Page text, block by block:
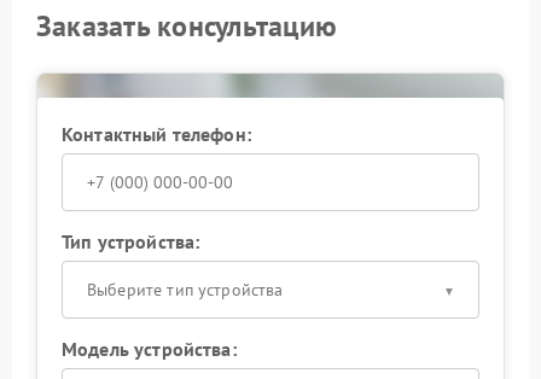
Заказать консультацию
Контактный телефон:
Тип устройства:
Выберите тип устройства
Модель устройства: